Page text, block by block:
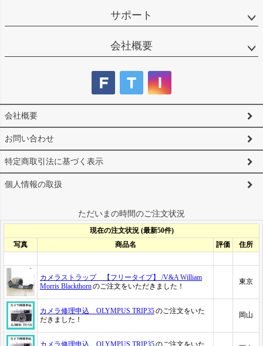
サポート
会社概要
会社概要
お問い合わせ
特定商取引法に基づく表示
個人情報の取扱
ただいまの時間のご注文状況